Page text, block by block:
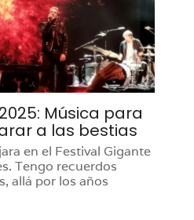
Música para
a las bestias
en el Festival Gigante
Tengo recuerdos
allá por los años